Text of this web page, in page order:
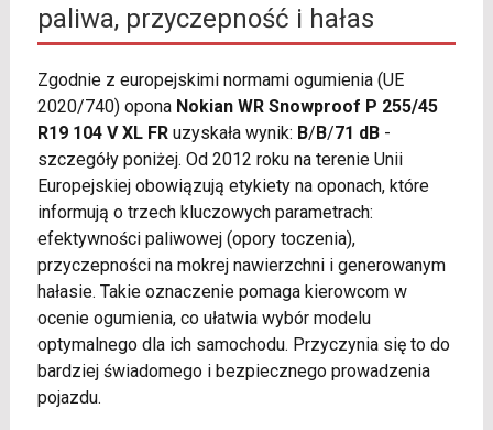
paliwa, przyczepność i hałas
Zgodnie z europejskimi normami ogumienia (UE
2020/740) opona Nokian WR Snowproof P 255/45
R19 104 V XL FRuzyskała wynik: B/B/71 dB-
szczegóły poniżej. Od 2012 roku na terenie Unii
Europejskiej obowiązują etykiety na oponach, które
informują o trzech kluczowych parametrach:
efektywności paliwowej (opory toczenia),
przyczepności na mokrej nawierzchni i generowanym
hałasie. Takie oznaczenie pomaga kierowcom w
ocenie ogumienia, co ułatwia wybór modelu
optymalnego dla ich samochodu. Przyczynia się to do
bardziej świadomego i bezpiecznego prowadzenia
pojazdu.